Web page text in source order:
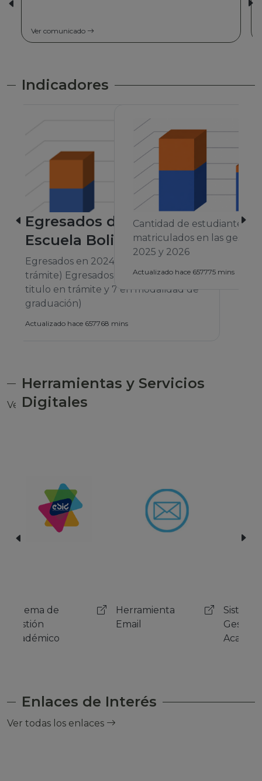
Ver comunicado
Indicadores
Cantidad de estudiantes
matriculados en las gestiones 2024,
Actualizado hace 657775 mins
Herramientas y Servicios
Digitales
Ver todas las herramientas
Herramienta
Email
Sistema de
Gestión
Enlaces de Interés
Ver todas los enlaces